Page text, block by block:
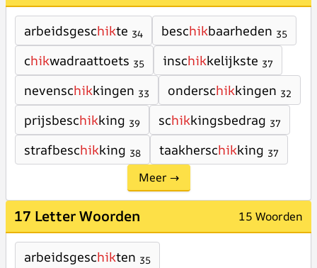
arbeidsgeschikte 34 beschikbaarheden 35
chikwadraattoets 35 inschikkelijkste 37
nevenschikkingen 33 onderschikkingen 32
prijsbeschikking 39 schikkingsbedrag 37
strafbeschikking 38 taakherschikking 37
Meer →
17 Letter Woorden 15 Woorden
arbeidsgeschikten 35